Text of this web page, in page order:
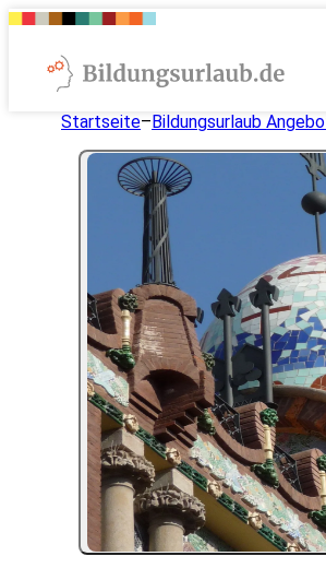
Startseite–Bildungsurlaub